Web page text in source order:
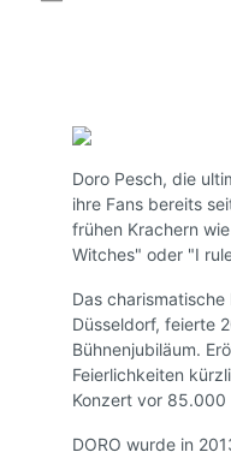
Doro Pesch, die
ihre Fans bereits
frühen Krachern
Witches" oder "I
Das
Düsseldorf, feierte
Bühnenjubiläum.
Feierlichkeiten
Konzert vor 85.000
DORO wurde in